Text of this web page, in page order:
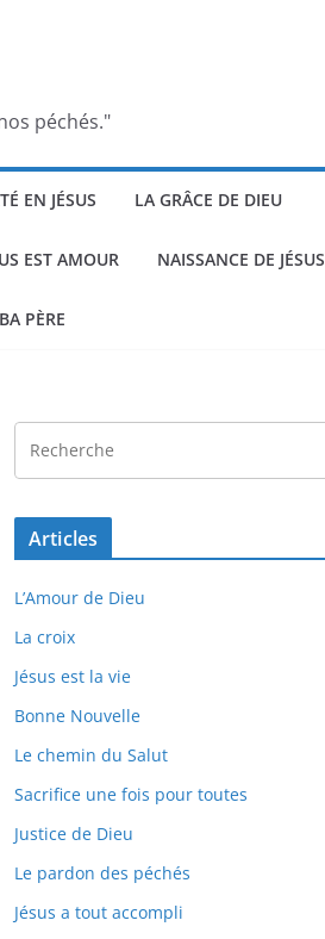
péchés."
EN JÉSUS LA GRÂCE DE DIEU
EST AMOUR NAISSANCE DE JÉSUS
PÈRE
Articles
L’Amour de Dieu
La croix
Jésus est la vie
Bonne Nouvelle
Le chemin du Salut
Sacrifice une fois pour toutes
Justice de Dieu
Le pardon des péchés
Jésus a tout accompli